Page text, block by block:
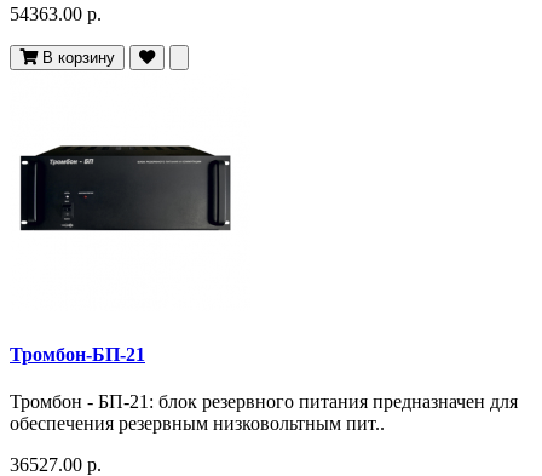
54363.00 р.
В корзину
Тромбон-БП-21
Тромбон - БП-21: блок резервного питания предназначен для
обеспечения резервным низковольтным пит..
36527.00 р.